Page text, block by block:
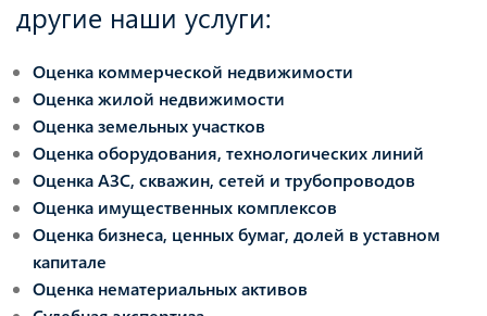
другие наши услуги:
Оценка коммерческой недвижимости
Оценка жилой недвижимости
Оценка земельных участков
Оценка оборудования, технологических линий
Оценка АЗС, скважин, сетей и трубопроводов
Оценка имущественных комплексов
Оценка бизнеса, ценных бумаг, долей в уставном
капитале
Оценка нематериальных активов